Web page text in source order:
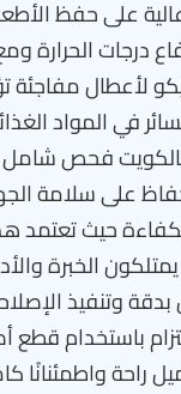
على حفظ
درجات الحرارة
لأعطال مفاجئة
في المواد
بالكويت فحص
على سلامة
حيث تعتمد
الخبرة
وتنفيذ
باستخدام
راحة واطمئنانًا